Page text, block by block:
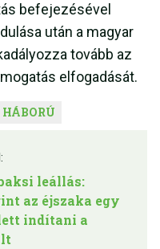
befejezésével
után a magyar
tovább az
elfogadását.
leállás:
az éjszaka egy
indítani a